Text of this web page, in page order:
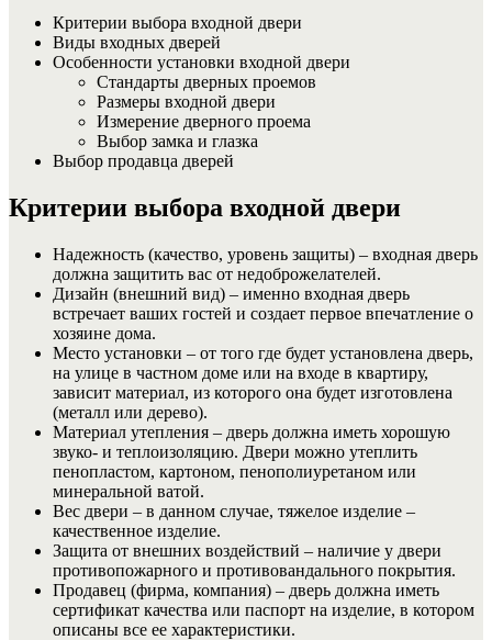
Критерии выбора входной двери
Виды входных дверей
Особенности установки входной двери
Стандарты дверных проемов
Размеры входной двери
Измерение дверного проема
Выбор замка и глазка
Выбор продавца дверей
Критерии выбора входной двери
Надежность (качество, уровень защиты) – входная дверь
должна защитить вас от недоброжелателей.
Дизайн (внешний вид) – именно входная дверь
встречает ваших гостей и создает первое впечатление о
хозяине дома.
Место установки – от того где будет установлена дверь,
на улице в частном доме или на входе в квартиру,
зависит материал, из которого она будет изготовлена
(металл или дерево).
Материал утепления – дверь должна иметь хорошую
звуко- и теплоизоляцию. Двери можно утеплить
пенопластом, картоном, пенополиуретаном или
минеральной ватой.
Вес двери – в данном случае, тяжелое изделие –
качественное изделие.
Защита от внешних воздействий – наличие у двери
противопожарного и противовандального покрытия.
Продавец (фирма, компания) – дверь должна иметь
сертификат качества или паспорт на изделие, в котором
описаны все ее характеристики.